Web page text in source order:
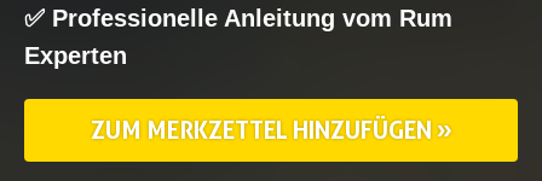
✅ Professionelle Anleitung vom Rum
Experten
ZUM MERKZETTEL HINZUFÜGEN »